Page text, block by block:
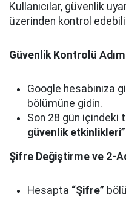
Kullanıcılar, güvenlik
üzerinden kontrol
Güvenlik Kontrolü
Google hesabınıza
bölümüne gidin.
Son 28 gün içindeki
güvenlik etkinlikleri”
Şifre Değiştirme ve 2-
Hesapta “Şifre”